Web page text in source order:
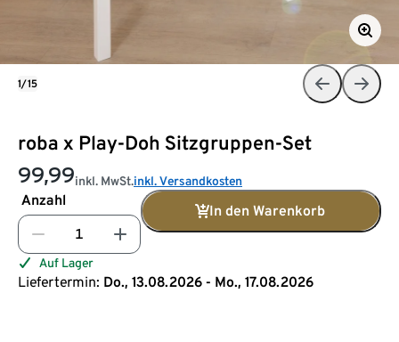
roba x Play-Doh Sitzgruppen-Set
99,99inkl. MwSt.inkl. Versandkosten
Anzahl
In den Warenkorb
Auf Lager
Liefertermin: Do., 13.08.2026 - Mo., 17.08.2026
1/15